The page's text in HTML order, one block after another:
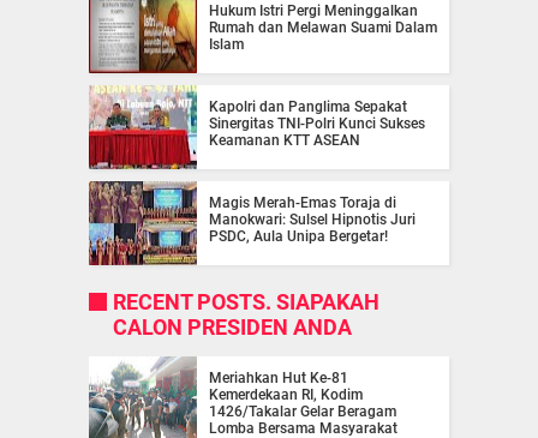
Hukum Istri Pergi Meninggalkan
Rumah dan Melawan Suami Dalam
Islam
Kapolri dan Panglima Sepakat
Sinergitas TNI-Polri Kunci Sukses
Keamanan KTT ASEAN
Magis Merah-Emas Toraja di
Manokwari: Sulsel Hipnotis Juri
PSDC, Aula Unipa Bergetar!
RECENT POSTS. SIAPAKAH
CALON PRESIDEN ANDA
Meriahkan Hut Ke-81
Kemerdekaan RI, Kodim
1426/Takalar Gelar Beragam
Lomba Bersama Masyarakat